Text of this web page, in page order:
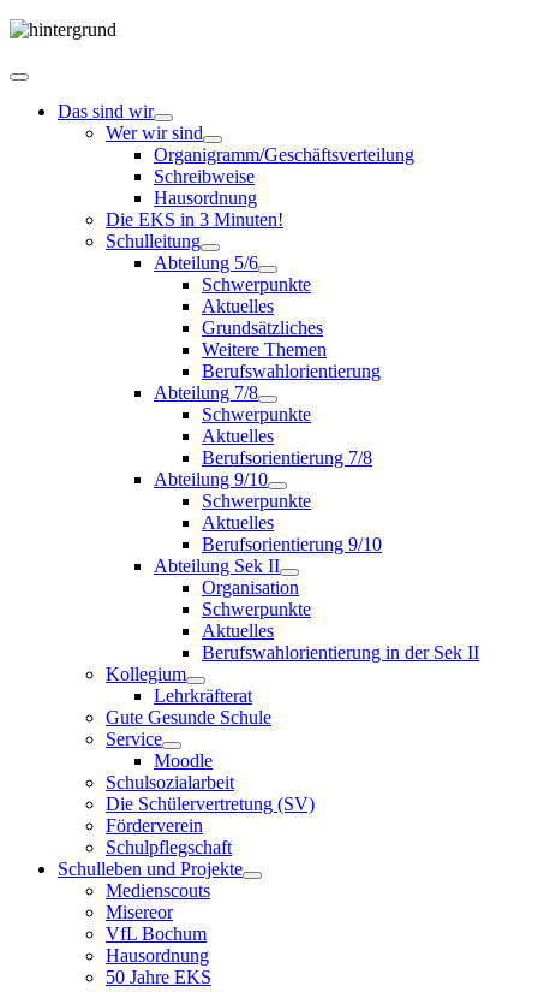
Das sind wir
Wer wir sind
Organigramm/Geschäftsverteilung
Schreibweise
Hausordnung
Die EKS in 3 Minuten!
Schulleitung
Abteilung 5/6
Schwerpunkte
Aktuelles
Grundsätzliches
Weitere Themen
Berufswahlorientierung
Abteilung 7/8
Schwerpunkte
Aktuelles
Berufsorientierung 7/8
Abteilung 9/10
Schwerpunkte
Aktuelles
Berufsorientierung 9/10
Abteilung Sek II
Organisation
Schwerpunkte
Aktuelles
Berufswahlorientierung in der Sek II
Kollegium
Lehrkräfterat
Gute Gesunde Schule
Service
Moodle
Schulsozialarbeit
Die Schülervertretung (SV)
Förderverein
Schulpflegschaft
Schulleben und Projekte
Medienscouts
Misereor
VfL Bochum
Hausordnung
50 Jahre EKS